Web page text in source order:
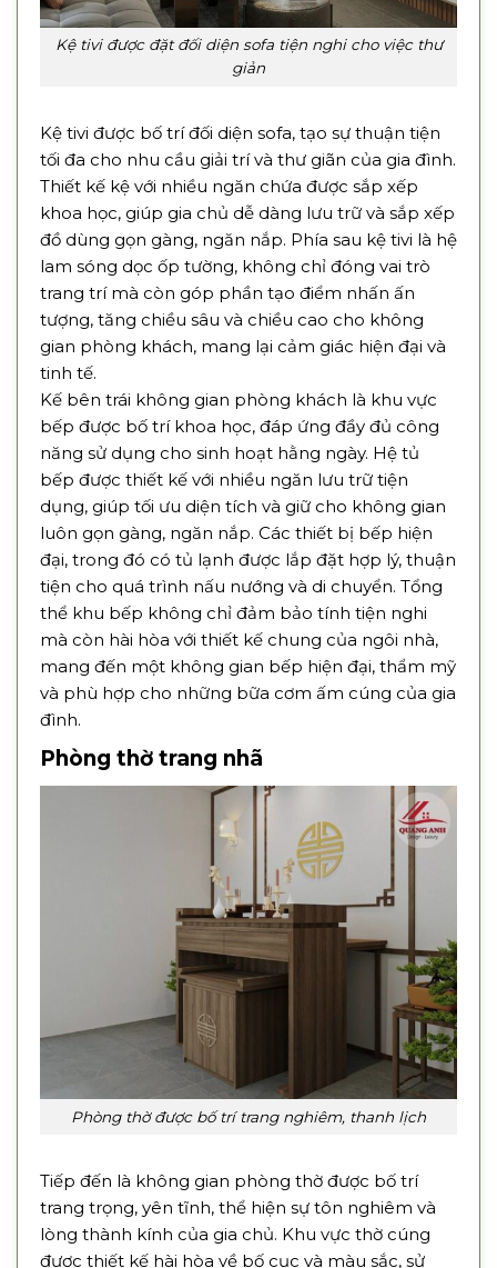
Kệ tivi được đặt đối diện sofa tiện nghi cho việc thư
giản
Kệ tivi được bố trí đối diện sofa, tạo sự thuận tiện
tối đa cho nhu cầu giải trí và thư giãn của gia đình.
Thiết kế kệ với nhiều ngăn chứa được sắp xếp
khoa học, giúp gia chủ dễ dàng lưu trữ và sắp xếp
đồ dùng gọn gàng, ngăn nắp. Phía sau kệ tivi là hệ
lam sóng dọc ốp tường, không chỉ đóng vai trò
trang trí mà còn góp phần tạo điểm nhấn ấn
tượng, tăng chiều sâu và chiều cao cho không
gian phòng khách, mang lại cảm giác hiện đại và
tinh tế.
Kế bên trái không gian phòng khách là khu vực
bếp được bố trí khoa học, đáp ứng đầy đủ công
năng sử dụng cho sinh hoạt hằng ngày. Hệ tủ
bếp được thiết kế với nhiều ngăn lưu trữ tiện
dụng, giúp tối ưu diện tích và giữ cho không gian
luôn gọn gàng, ngăn nắp. Các thiết bị bếp hiện
đại, trong đó có tủ lạnh được lắp đặt hợp lý, thuận
tiện cho quá trình nấu nướng và di chuyển. Tổng
thể khu bếp không chỉ đảm bảo tính tiện nghi
mà còn hài hòa với thiết kế chung của ngôi nhà,
mang đến một không gian bếp hiện đại, thẩm mỹ
và phù hợp cho những bữa cơm ấm cúng của gia
đình.
Phòng thờ trang nhã
Phòng thờ được bố trí trang nghiêm, thanh lịch
Tiếp đến là không gian phòng thờ được bố trí
trang trọng, yên tĩnh, thể hiện sự tôn nghiêm và
lòng thành kính của gia chủ. Khu vực thờ cúng
được thiết kế hài hòa về bố cục và màu sắc, sử